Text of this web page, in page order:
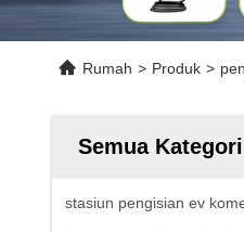
Rumah > Produk >
Semua Kategori
stasiun pengisian ev